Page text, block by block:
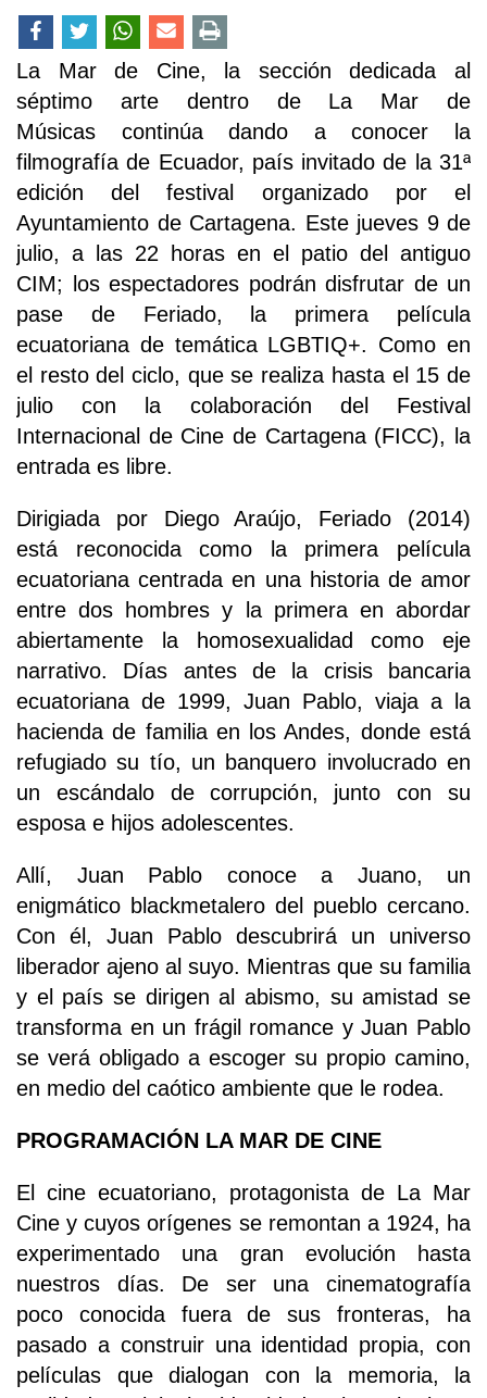
La Mar de Cine, la sección dedicada al
séptimo arte dentro de La Mar de
Músicas continúa dando a conocer la
filmografía de Ecuador, país invitado de la 31ª
edición del festival organizado por el
Ayuntamiento de Cartagena. Este jueves 9 de
julio, a las 22 horas en el patio del antiguo
CIM; los espectadores podrán disfrutar de un
pase de Feriado, la primera película
ecuatoriana de temática LGBTIQ+. Como en
el resto del ciclo, que se realiza hasta el 15 de
julio con la colaboración del Festival
Internacional de Cine de Cartagena (FICC), la
entrada es libre.
Dirigiada por Diego Araújo, Feriado (2014)
está reconocida como la primera película
ecuatoriana centrada en una historia de amor
entre dos hombres y la primera en abordar
abiertamente la homosexualidad como eje
narrativo. Días antes de la crisis bancaria
ecuatoriana de 1999, Juan Pablo, viaja a la
hacienda de familia en los Andes, donde está
refugiado su tío, un banquero involucrado en
un escándalo de corrupción, junto con su
esposa e hijos adolescentes.
Allí, Juan Pablo conoce a Juano, un
enigmático blackmetalero del pueblo cercano.
Con él, Juan Pablo descubrirá un universo
liberador ajeno al suyo. Mientras que su familia
y el país se dirigen al abismo, su amistad se
transforma en un frágil romance y Juan Pablo
se verá obligado a escoger su propio camino,
en medio del caótico ambiente que le rodea.
PROGRAMACIÓN LA MAR DE CINE
El cine ecuatoriano, protagonista de La Mar
Cine y cuyos orígenes se remontan a 1924, ha
experimentado una gran evolución hasta
nuestros días. De ser una cinematografía
poco conocida fuera de sus fronteras, ha
pasado a construir una identidad propia, con
películas que dialogan con la memoria, la